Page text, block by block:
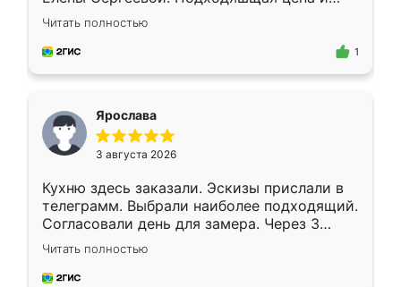
короткие сроки изготовления. Приехавший
для замера сотрудник Владислав
предложил по моему эскизу самый
Читать полностью
1
Ярослава
3 августа 2026
Кухню здесь заказали. Эскизы прислали в
телеграмм. Выбрали наиболее подходящий.
Согласовали день для замера. Через 3
недели кухня была уже готова. Остались
довольны работой. Спасибо Ренессанс
мебель за качественную работу!
Читать полностью